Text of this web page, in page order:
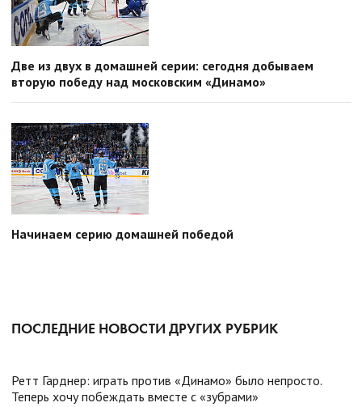
Две из двух в домашней серии: сегодня добываем
вторую победу над московским «Динамо»
Начинаем серию домашней победой
ПОСЛЕДНИЕ НОВОСТИ ДРУГИХ РУБРИК
Ретт Гарднер: играть против «Динамо» было непросто.
Теперь хочу побеждать вместе с «зубрами»